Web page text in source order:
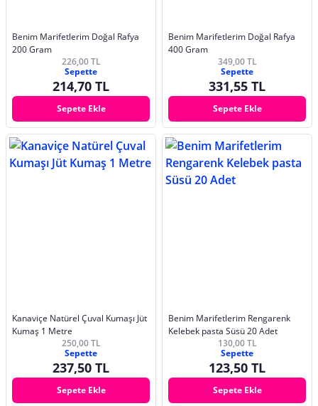
Benim Marifetlerim Doğal Rafya
200 Gram
226,00 TL
Sepette
214,70 TL
Sepete Ekle
Benim Marifetlerim Doğal Rafya
400 Gram
349,00 TL
Sepette
331,55 TL
Sepete Ekle
Kanaviçe Natürel Çuval Kumaşı Jüt
Kumaş 1 Metre
250,00 TL
Sepette
237,50 TL
Sepete Ekle
Benim Marifetlerim Rengarenk
Kelebek pasta Süsü 20 Adet
130,00 TL
Sepette
123,50 TL
Sepete Ekle